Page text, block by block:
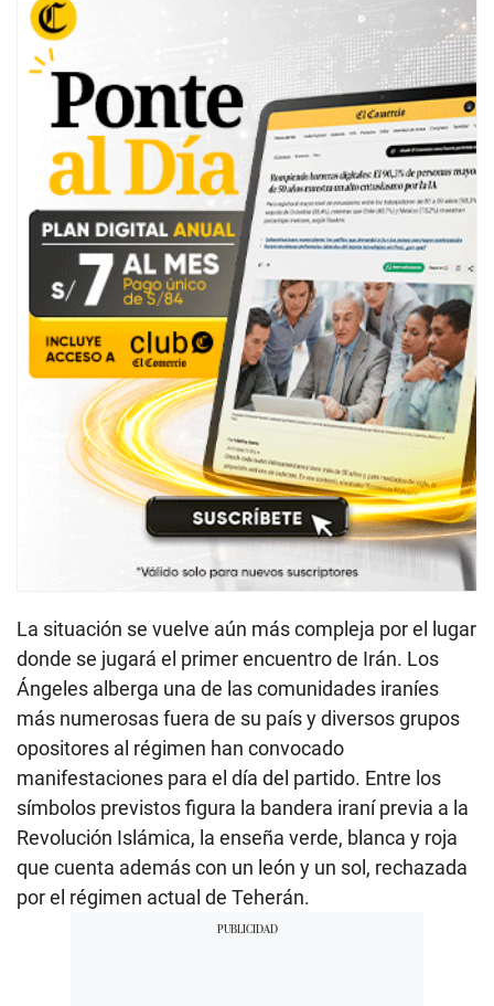
La situación se vuelve aún más compleja por el lugar
donde se jugará el primer encuentro de Irán. Los
Ángeles alberga una de las comunidades iraníes
más numerosas fuera de su país y diversos grupos
opositores al régimen han convocado
manifestaciones para el día del partido. Entre los
símbolos previstos figura la bandera iraní previa a la
Revolución Islámica, la enseña verde, blanca y roja
que cuenta además con un león y un sol, rechazada
por el régimen actual de Teherán.